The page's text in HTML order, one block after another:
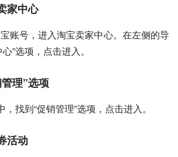
家中心
账号，进入淘宝卖家中心。在左侧的导
”选项，点击进入。
理”选项
，找到“促销管理”选项，点击进入。
活动